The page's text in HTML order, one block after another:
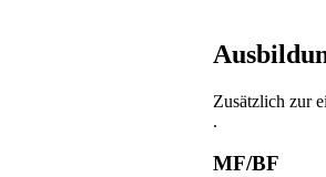
Zusätzlich zur
.
MF/BF